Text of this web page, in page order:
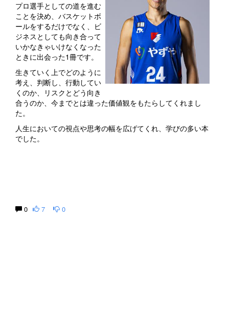
プロ選手としての道を進む
ことを決め、バスケットボ
ールをするだけでなく、ビ
ジネスとしても向き合って
いかなきゃいけなくなった
ときに出会った1冊です。
生きていく上でどのように
考え、判断し、行動してい
くのか、リスクとどう向き
合うのか、今までとは違った価値観をもたらしてくれまし
た。
人生においての視点や思考の幅を広げてくれ、学びの多い本
でした。
0 7 0